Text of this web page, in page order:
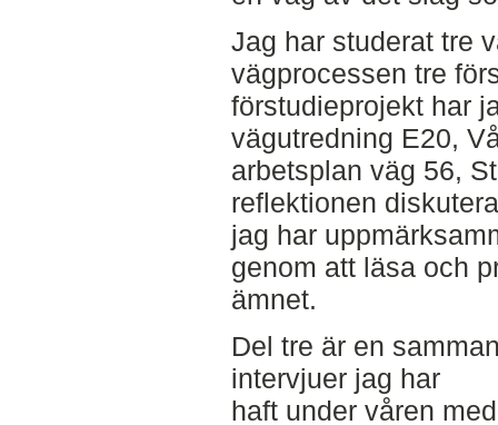
Jag har studerat tre
vägprocessen tre
förstudieprojekt har
vägutredning E20,
arbetsplan väg 56,
reflektionen
jag har
genom att läsa och
ämnet.
Del tre är en
intervjuer jag har
haft under våren